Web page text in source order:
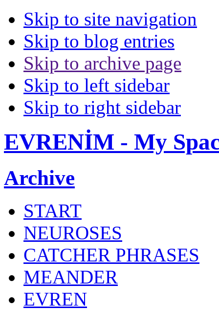
Skip to site navigation
Skip to blog entries
Skip to archive page
Skip to left sidebar
Skip to right sidebar
EVRENİM - My
Archive
START
NEUROSES
CATCHER PHRASES
MEANDER
EVREN